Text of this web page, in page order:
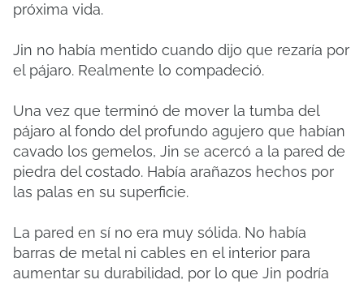
próxima vida.
Jin no había mentido cuando dijo que rezaría por
el pájaro. Realmente lo compadeció.
Una vez que terminó de mover la tumba del
pájaro al fondo del profundo agujero que habían
cavado los gemelos, Jin se acercó a la pared de
piedra del costado. Había arañazos hechos por
las palas en su superficie.
La pared en sí no era muy sólida. No había
barras de metal ni cables en el interior para
aumentar su durabilidad, por lo que Jin podría